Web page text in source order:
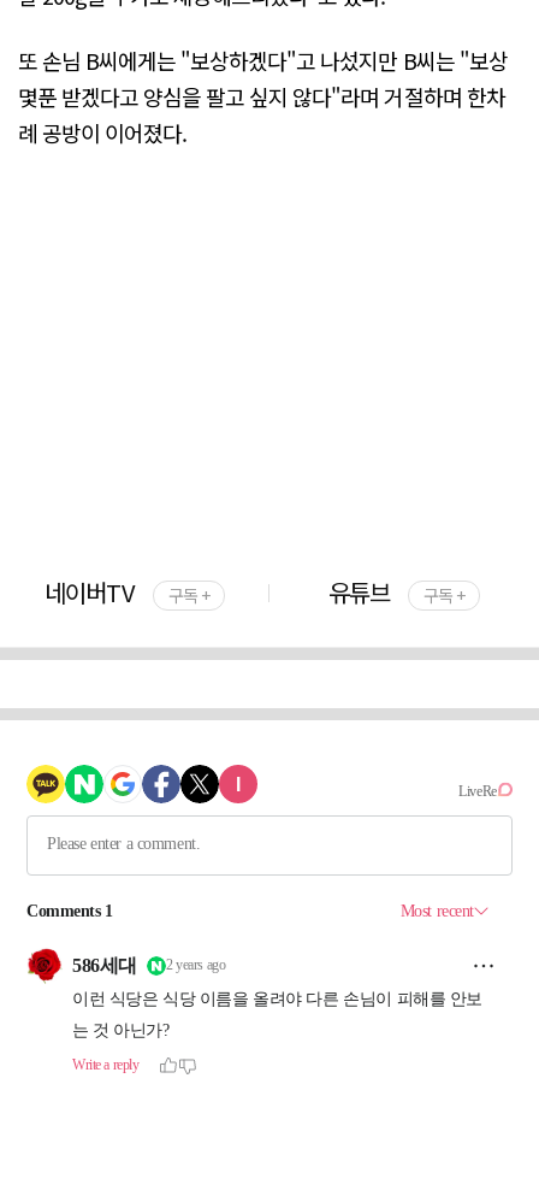
또 손님 B씨에게는 "보상하겠다"고 나섰지만 B씨는 "보상
몇푼 받겠다고 양심을 팔고 싶지 않다"라며 거절하며 한차
례 공방이 이어졌다.
네이버TV 구독 + 유튜브 구독 +